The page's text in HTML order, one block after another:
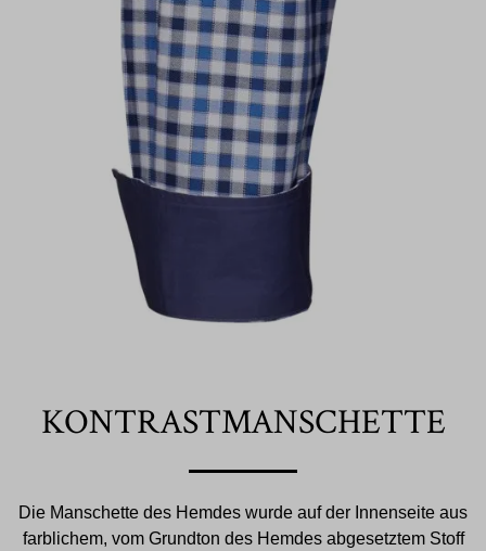
KONTRASTMANSCHETTE
Die Manschette des Hemdes wurde auf der Innenseite aus
farblichem, vom Grundton des Hemdes abgesetztem Stoff